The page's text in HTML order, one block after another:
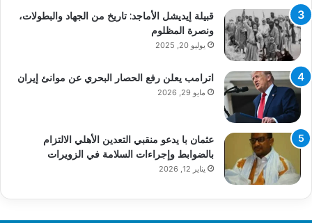
قبيلة إيديشل الأماجد: تاريخ من الجهاد والبطولات،
ونصرة المظلوم
يوليو 20, 2025
اترامب يعلن رفع الحصار البحري عن موانئ إيران
مايو 29, 2026
عثمان با يدعو منقبي التعدين الأهلي الالتزام
بالضوابط وإجراءات السلامة في الزويرات
يناير 12, 2026